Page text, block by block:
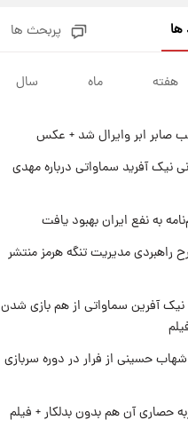
قیمت طلا و سکه امروز پنجشنبه
۱۵ مرداد ۱۴۰۵
۱ روز پیش
شرایط تازه فروش اقساطی سایپا
جدول
سیگنال‌های جدید برای بازار طلا؛
پیش‌بینی قیمت سکه و طلا فردا
ها پربحث ها
هفته ماه سال
صابر ابر وایرال شد + عکس
نیک آفرید سماواتی درباره مهدی
به نفع ایران بهبود یافت
راهبردی مدیریت تنگه هرمز منتشر
آفرین سماواتی از هم بازی شدن
حسینی از فرار در دوره سربازی
حصاری آن هم بدون بدلکار + فیلم